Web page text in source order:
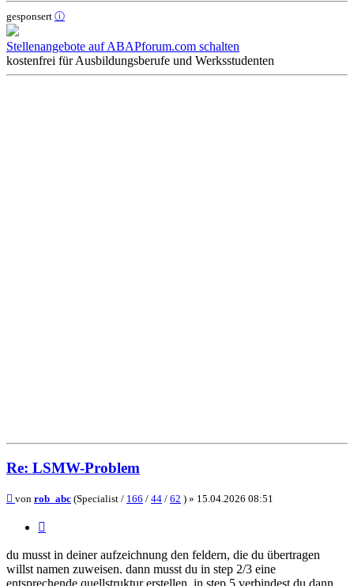
gesponsert ⓘ
Stellenangebote auf ABAPforum.com schalten
kostenfrei für Ausbildungsberufe und Werksstudenten
Re: LSMW-Problem
Beitrag
von rob_abc (Specialist / 166 / 44 / 62 ) » 15.04.2026 08:51
du musst in deiner aufzeichnung den feldern, die du übertragen
willst namen zuweisen. dann musst du in step 2/3 eine